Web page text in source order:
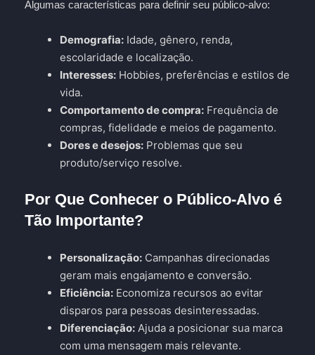
Algumas características para definir seu público-alvo:
Demografia: Idade, gênero, renda,
escolaridade e localização.
Interesses: Hobbies, preferências e estilos de
vida.
Comportamento de compra: Frequência de
compras, fidelidade e meios de pagamento.
Dores e desejos: Problemas que seu
produto/serviço resolve.
Por Que Conhecer o Público-Alvo é
Tão Importante?
Personalização: Campanhas direcionadas
geram mais engajamento e conversão.
Eficiência: Economiza recursos ao evitar
disparos para pessoas desinteressadas.
Diferenciação: Ajuda a posicionar sua marca
com uma mensagem mais relevante.